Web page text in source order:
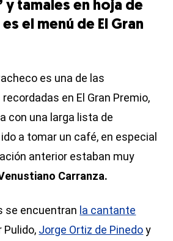
y tamales en hoja de
el menú de El Gran
es una de las
en El Gran Premio,
con una larga lista de
a tomar un café, en especial
anterior estaban muy
Carranza.
se encuentran la cantante
Pulido, Jorge Ortiz de Pinedoy